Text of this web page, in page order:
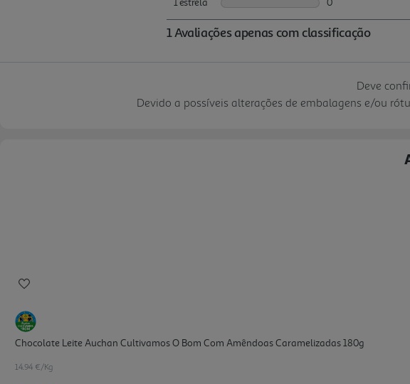
Deve
Devido a possíveis alterações de embalagens e/ou
Chocolate Leite Auchan Cultivamos O Bom Com Amêndoas Caramelizadas 180g
14.94 €/Kg